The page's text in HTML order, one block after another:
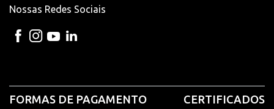
Nossas Redes Sociais
FORMAS DE PAGAMENTO CERTIFICADOS